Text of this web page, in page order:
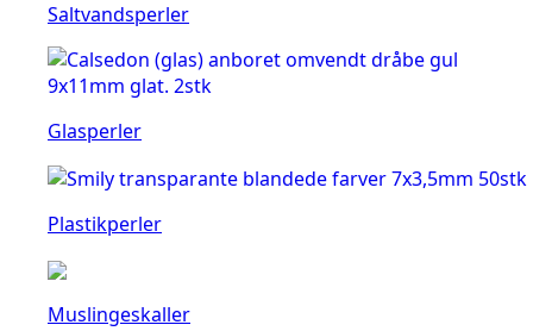
Saltvandsperler
Glasperler
Plastikperler
Muslingeskaller